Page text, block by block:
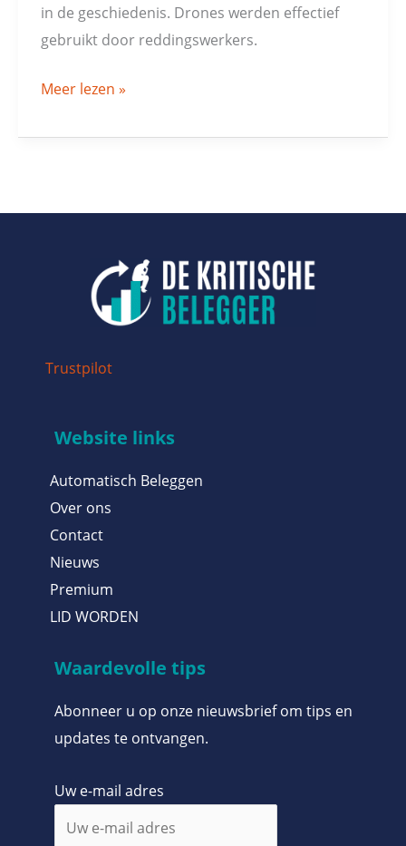
in de geschiedenis. Drones werden effectief
gebruikt door reddingswerkers.
Meer lezen »
Trustpilot
Website links
Automatisch Beleggen
Over ons
Contact
Nieuws
Premium
LID WORDEN
Waardevolle tips
Abonneer u op onze nieuwsbrief om tips en
updates te ontvangen.
Uw e-mail adres